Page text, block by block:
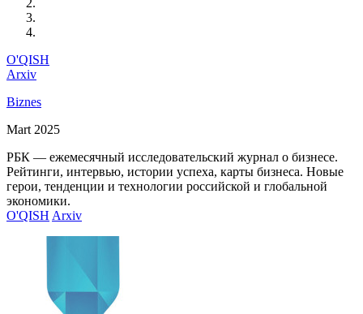
O'QISH
Arxiv
Biznes
Mart 2025
РБК — ежемесячный исследовательский журнал о бизнесе.
Рейтинги, интервью, истории успеха, карты бизнеса. Новые
герои, тенденции и технологии российской и глобальной
экономики.
O'QISH Arxiv